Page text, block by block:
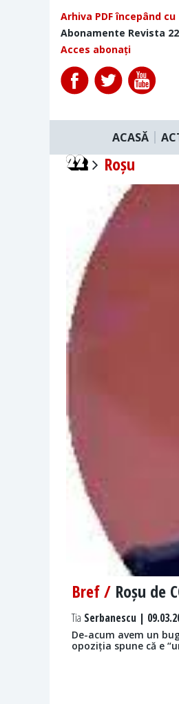
Arhiva PDF începând cu
Abonamente Revista 22
Acces abonați
ACASĂ
Roșu
Bref / Roșu de
Tia Serbanescu |
De-acum avem un
opoziția spune că e